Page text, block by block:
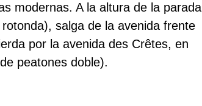
modernas. A la altura de la parada
salga de la avenida frente
por la avenida des Crêtes, en
peatones doble).